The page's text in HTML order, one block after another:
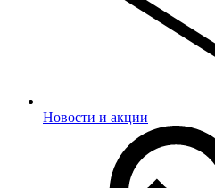
Новости и акции